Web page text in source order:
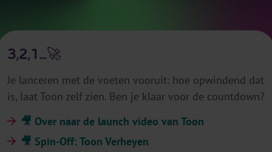
3,2,1...🚀
Je lanceren met de voeten vooruit: hoe opwindend dat
is, laat Toon zelf zien. Ben je klaar voor de countdown?
🎥 Over naar de launch video van Toon
🎥 Spin-Off: Toon Verheyen